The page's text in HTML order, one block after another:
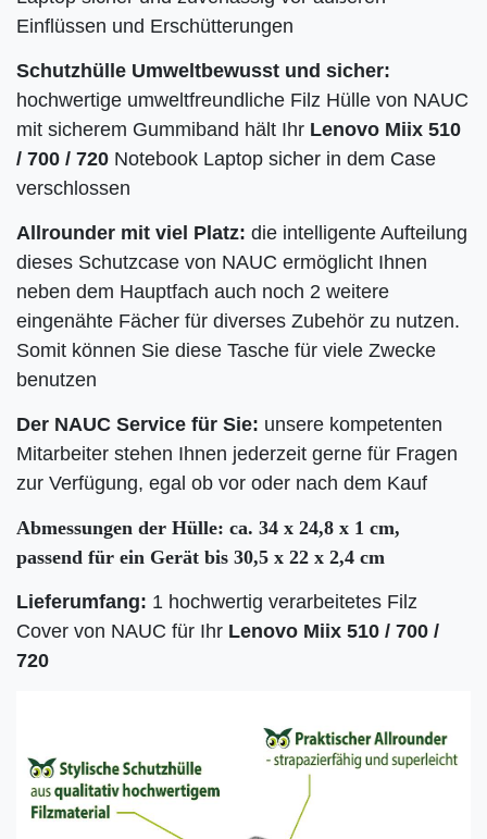
Einflüssen und Erschütterungen
Schutzhülle Umweltbewusst und sicher:
hochwertige umweltfreundliche Filz Hülle von NAUC
mit sicherem Gummiband hält Ihr Lenovo Miix 510
/ 700 / 720 Notebook Laptop sicher in dem Case
verschlossen
Allrounder mit viel Platz: die intelligente Aufteilung
dieses Schutzcase von NAUC ermöglicht Ihnen
neben dem Hauptfach auch noch 2 weitere
eingenähte Fächer für diverses Zubehör zu nutzen.
Somit können Sie diese Tasche für viele Zwecke
benutzen
Der NAUC Service für Sie: unsere kompetenten
Mitarbeiter stehen Ihnen jederzeit gerne für Fragen
zur Verfügung, egal ob vor oder nach dem Kauf
Abmessungen der Hülle: ca. 34 x 24,8 x 1 cm,
passend für ein Gerät bis 30,5 x 22 x 2,4 cm
Lieferumfang: 1 hochwertig verarbeitetes Filz
Cover von NAUC für Ihr Lenovo Miix 510 / 700 /
720